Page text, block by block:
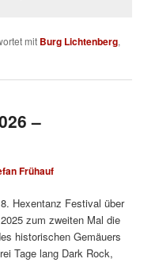
mit Burg Lichtenberg,
–
Frühauf
Hexentanz Festival über
zum zweiten Mal die
historischen Gemäuers
Tage lang Dark Rock,